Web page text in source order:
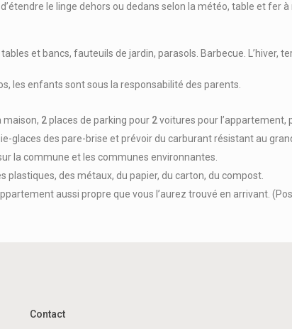
le linge dehors ou dedans selon la météo, table et fer
tables et bancs, fauteuils de jardin, parasols. Barbecue. L’hiver,
les enfants sont sous la responsabilité des parents.
maison, 2places de parking pour 2voitures pour l’appartement,
glaces des pare-brise et prévoir du carburant résistant au
la commune et les communes environnantes.
plastiques, des métaux, du papier, du carton, du compost.
aussi propre que vous l’aurez trouvé en arrivant.
Contact